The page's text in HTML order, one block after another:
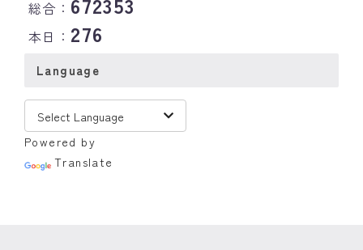
総合：
本日： 276
Language
Powered by
Translate